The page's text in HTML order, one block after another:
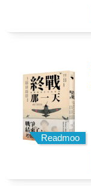
Readmoo